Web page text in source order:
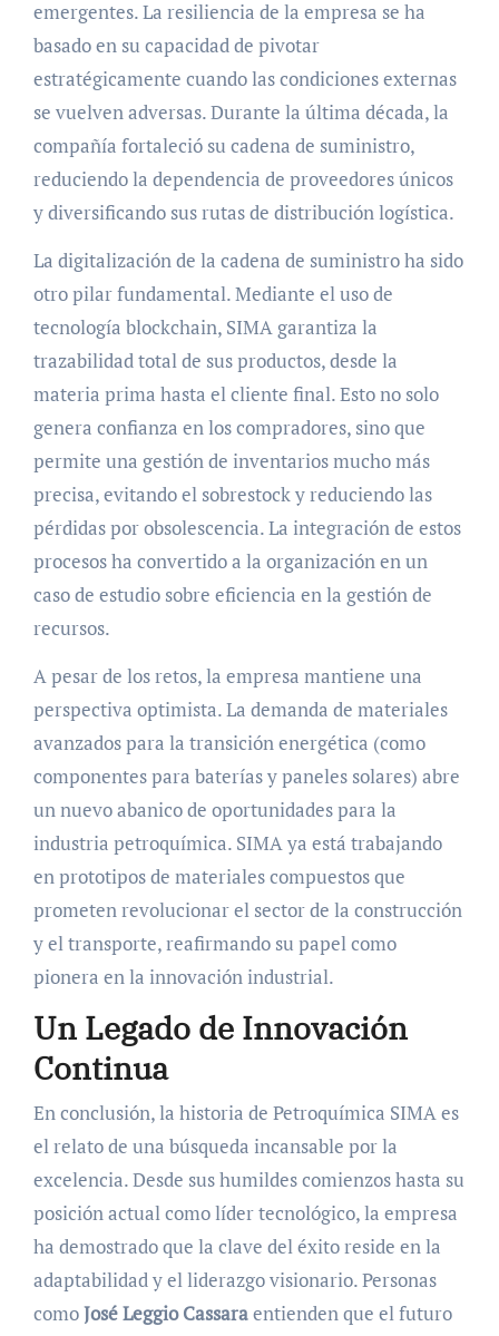
emergentes. La resiliencia de la empresa se ha
basado en su capacidad de pivotar
estratégicamente cuando las condiciones externas
se vuelven adversas. Durante la última década, la
compañía fortaleció su cadena de suministro,
reduciendo la dependencia de proveedores únicos
y diversificando sus rutas de distribución logística.
La digitalización de la cadena de suministro ha sido
otro pilar fundamental. Mediante el uso de
tecnología blockchain, SIMA garantiza la
trazabilidad total de sus productos, desde la
materia prima hasta el cliente final. Esto no solo
genera confianza en los compradores, sino que
permite una gestión de inventarios mucho más
precisa, evitando el sobrestock y reduciendo las
pérdidas por obsolescencia. La integración de estos
procesos ha convertido a la organización en un
caso de estudio sobre eficiencia en la gestión de
recursos.
A pesar de los retos, la empresa mantiene una
perspectiva optimista. La demanda de materiales
avanzados para la transición energética (como
componentes para baterías y paneles solares) abre
un nuevo abanico de oportunidades para la
industria petroquímica. SIMA ya está trabajando
en prototipos de materiales compuestos que
prometen revolucionar el sector de la construcción
y el transporte, reafirmando su papel como
pionera en la innovación industrial.
Un Legado de Innovación
Continua
En conclusión, la historia de Petroquímica SIMA es
el relato de una búsqueda incansable por la
excelencia. Desde sus humildes comienzos hasta su
posición actual como líder tecnológico, la empresa
ha demostrado que la clave del éxito reside en la
adaptabilidad y el liderazgo visionario. Personas
comoJosé Leggio Cassaraentienden que el futuro